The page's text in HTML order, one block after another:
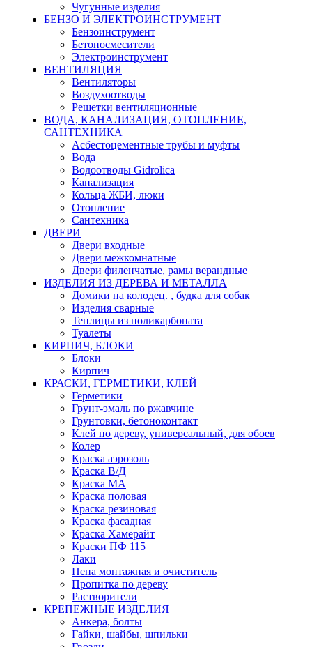
Чугунные изделия
БЕНЗО И ЭЛЕКТРОИНСТРУМЕНТ
Бензоинструмент
Бетоносмесители
Электроинструмент
ВЕНТИЛЯЦИЯ
Вентиляторы
Воздухоотводы
Решетки вентиляционные
ВОДА, КАНАЛИЗАЦИЯ, ОТОПЛЕНИЕ,
САНТЕХНИКА
Асбестоцементные трубы и муфты
Вода
Водоотводы Gidrolica
Канализация
Кольца ЖБИ, люки
Отопление
Сантехника
ДВЕРИ
Двери входные
Двери межкомнатные
Двери филенчатые, рамы верандные
ИЗДЕЛИЯ ИЗ ДЕРЕВА И МЕТАЛЛА
Домики на колодец. , будка для собак
Изделия сварные
Теплицы из поликарбоната
Туалеты
КИРПИЧ, БЛОКИ
Блоки
Кирпич
КРАСКИ, ГЕРМЕТИКИ, КЛЕЙ
Герметики
Грунт-эмаль по ржавчине
Грунтовки, бетоноконтакт
Клей по дереву, универсальный, для обоев
Колер
Краска аэрозоль
Краска В/Д
Краска МА
Краска половая
Краска резиновая
Краска фасадная
Краска Хамерайт
Краски ПФ 115
Лаки
Пена монтажная и очиститель
Пропитка по дереву
Растворители
КРЕПЕЖНЫЕ ИЗДЕЛИЯ
Анкера, болты
Гайки, шайбы, шпильки